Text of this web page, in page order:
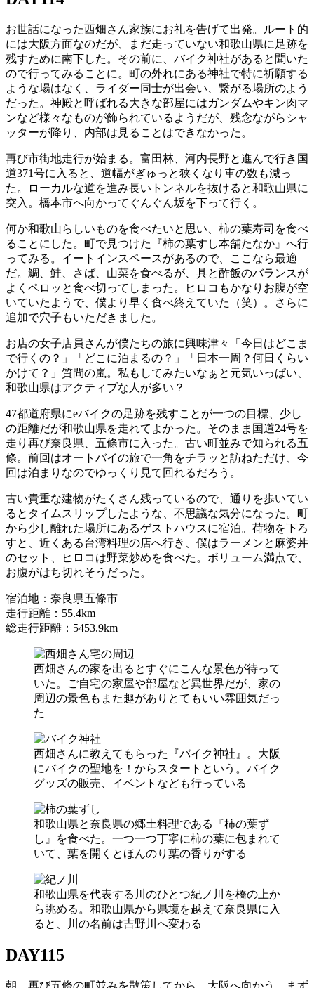
お世話になった西畑さん家族にお礼を告げて出発。ルート的
には大阪方面なのだが、まだ走っていない和歌山県に足跡を
残すために南下した。その前に、バイク神社があると聞いた
ので行ってみることに。町の外れにある神社で特に祈願する
ような場はなく、ライダー同士が出会い、繋がる場所のよう
だった。神殿と呼ばれる大きな部屋にはガンダムやキン肉マ
ンなど様々なものが飾られているようだが、残念ながらシャ
ッターが降り、内部は見ることはできなかった。
再び市街地走行が始まる。富田林、河内長野と進んで行き国
道371号に入ると、道幅がぎゅっと狭くなり車の数も減っ
た。ローカルな道を進み長いトンネルを抜けると和歌山県に
突入。橋本市へ向かってぐんぐん坂を下って行く。
何か和歌山らしいものを食べたいと思い、柿の葉寿司を食べ
ることにした。町で見つけた『柿の葉すし本舗たなか』へ行
ってみる。イートインスペースがあるので、ここなら最適
だ。鯛、鮭、さば、山菜を食べるが、具と酢飯のバランスが
よくペロッと食べ切ってしまった。ヒロコもかなりお腹が空
いていたようで、僕より早く食べ終えていた（笑）。さらに
追加で穴子もいただきました。
お店の女子店員さんが僕たちの旅に興味津々「今日はどこま
で行くの？」「どこに泊まるの？」「日本一周？何日くらい
かけて？」質問の嵐。私もしてみたいなぁと元気いっぱい、
和歌山県はアクティブな人が多い？
47都道府県にeバイクの足跡を残すことが一つの目標、少し
の距離だが和歌山県を走れてよかった。そのまま国道24号を
走り再び奈良県、五條市に入った。古い町並みで知られる五
條。前回はオートバイの旅で一角をチラッと訪ねただけ、今
回は泊まりなのでゆっくり見て回れるだろう。
古い貴重な建物がたくさん残っているので、通りを歩いてい
るとタイムスリップしたような、不思議な気分になった。町
から少し離れた場所にあるゲストハウスに宿泊。荷物を下ろ
すと、近くある台湾料理の店へ行き、僕はラーメンと麻婆丼
のセット、ヒロコは野菜炒めを食べた。ボリューム満点で、
お腹がはち切れそうだった。
宿泊地：奈良県五條市
走行距離：55.4km
総走行距離：5453.9km
西畑さんの家を出るとすぐにこんな景色が待って
いた。ご自宅の家屋や部屋など異世界だが、家の
周辺の景色もまた趣がありとてもいい雰囲気だっ
た
西畑さんに教えてもらった『バイク神社』。大阪
にバイクの聖地を！からスタートという。バイク
グッズの販売、イベントなども行っている
和歌山県と奈良県の郷土料理である『柿の葉ず
し』を食べた。一つ一つ丁寧に柿の葉に包まれて
いて、葉を開くとほんのり葉の香りがする
和歌山県を代表する川のひとつ紀ノ川を橋の上か
ら眺める。和歌山県から県境を越えて奈良県に入
ると、川の名前は吉野川へ変わる
DAY115
朝、再び五條の町並みを散策してから、大阪へ向かう。まず